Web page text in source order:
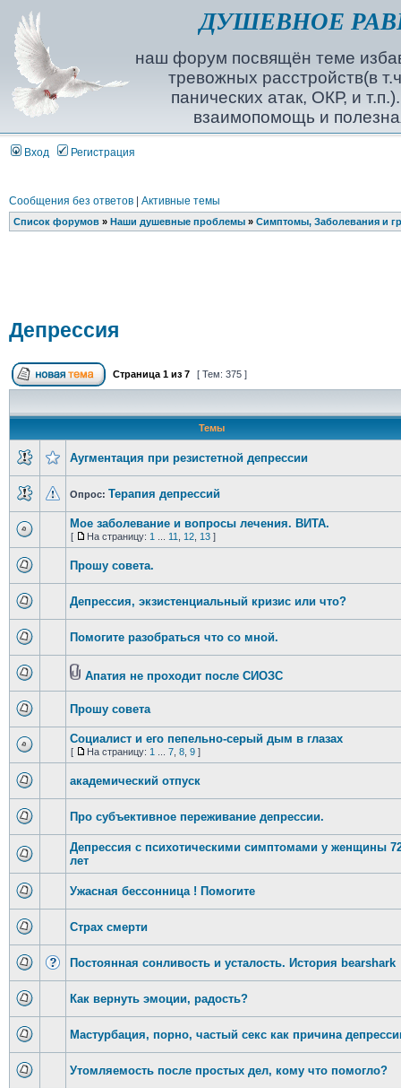
ДУШЕВНОЕ
наш форум посвящён теме
тревожных расстройств(в
панических атак, ОКР, и
взаимопомощь и
Вход Регистрация
Сообщения без ответов| Активные темы
Список форумов» Наши душевные проблемы» Симптомы, Заболевания и
Депрессия
Страница 1из 7 [ Тем: 375 ]
Темы
Аугментация при резистетной депрессии
Опрос: Терапия депрессий
Мое заболевание и вопросы лечения. ВИТА.
[ На страницу: 1 11 12, 13]
Прошу совета.
Депрессия, экзистенциальный кризис или что?
Помогите разобраться что со мной.
Апатия не проходит после СИОЗС
Прошу совета
Социалист и его пепельно-серый дым в глазах
[ На страницу: 1 7, 8, 9]
академический отпуск
Про субъективное переживание депрессии.
Депрессия с психотическими симптомами у женщины
лет
Ужасная бессонница ! Помогите
Страх смерти
Постоянная сонливость и усталость. История bearshark
Как вернуть эмоции, радость?
Мастурбация, порно, частый секс как причина
Утомляемость после простых дел, кому что помогло?